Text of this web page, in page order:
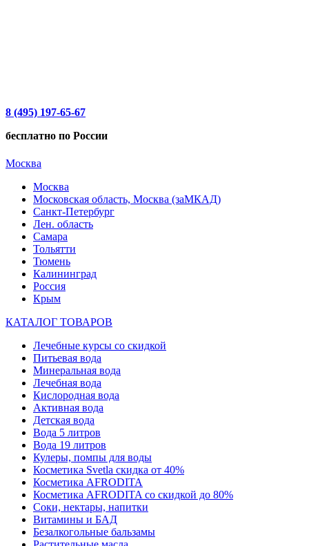
8 (495) 197-65-67
бесплатно по России
Москва
Москва
Московская область, Москва (заМКАД)
Санкт-Петербург
Лен. область
Самара
Тольятти
Тюмень
Калининград
Россия
Крым
КАТАЛОГ ТОВАРОВ
Лечебные курсы со скидкой
Питьевая вода
Минеральная вода
Лечебная вода
Кислородная вода
Активная вода
Детская вода
Вода 5 литров
Вода 19 литров
Кулеры, помпы для воды
Косметика Svetla скидка от 40%
Косметика AFRODITA
Косметика AFRODITA со скидкой до 80%
Соки, нектары, напитки
Витамины и БАД
Безалкогольные бальзамы